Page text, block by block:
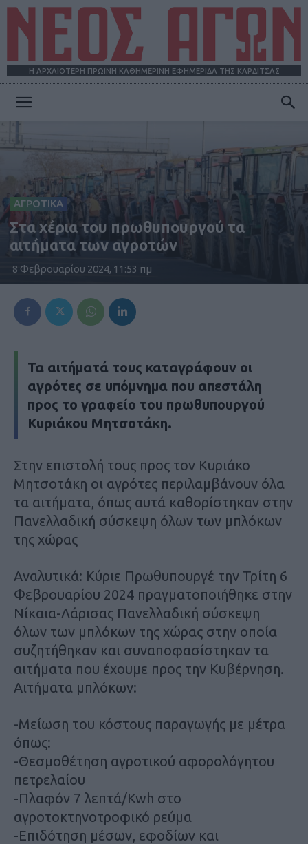
Η ΑΡΧΑΙΟΤΕΡΗ ΠΡΩΪΝΗ ΚΑΘΗΜΕΡΙΝΗ ΕΦΗΜΕΡΙΔΑ ΤΗΣ ΚΑΡΔΙΤΣΑΣ
ΑΓΩΝ
ΑΓΡΟΤΙΚΑ
Στα χέρια του πρωθυπουργού τα
αιτήματα των αγροτών
8 Φεβρουαρίου 2024, 11:53 πμ
Τα αιτήματά τους καταγράφουν οι
αγρότες σε υπόμνημα που απεστάλη
προς το γραφείο του πρωθυπουργού
Κυριάκου Μητσοτάκη.
Στην επιστολή τους προς τον Κυριάκο
Μητσοτάκη οι αγρότες περιλαμβάνουν όλα
τα αιτήματα, όπως αυτά καθορίστηκαν στην
Πανελλαδική σύσκεψη όλων των μπλόκων
της χώρας
Αναλυτικά: Κύριε Πρωθυπουργέ την Τρίτη 6
Φεβρουαρίου 2024 πραγματοποιήθηκε στην
Νίκαια-Λάρισας Πανελλαδική σύσκεψη
όλων των μπλόκων της χώρας στην οποία
συζητήθηκαν και συναποφασίστηκαν τα
αιτήματα που έχουμε προς την Κυβέρνηση.
Αιτήματα μπλόκων:
-Μείωση του κόστους παραγωγής με μέτρα
όπως:
-Θεσμοθέτηση αγροτικού αφορολόγητου
πετρελαίου
-Πλαφόν 7 λεπτά/Kwh στο
αγροτοκτηνοτροφικό ρεύμα
-Επιδότηση μέσων, εφοδίων και